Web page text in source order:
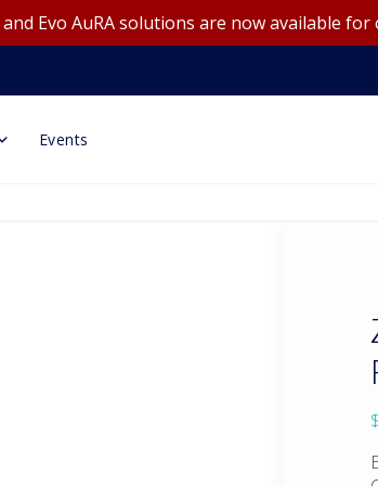
Evo AuRA solutions are now available for
Events
$